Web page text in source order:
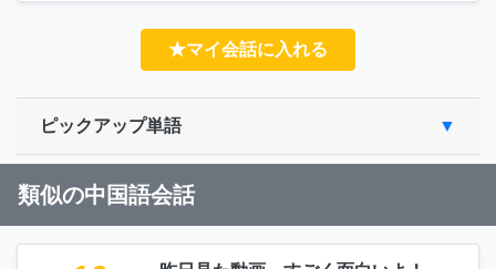
★マイ会話に入れる
ピックアップ単語
類似の中国語会話